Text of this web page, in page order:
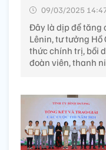
09/03/2025
Đây là dịp để tăng
Lênin, tư tưởng
thức chính trị, bồi
đoàn viên, thanh